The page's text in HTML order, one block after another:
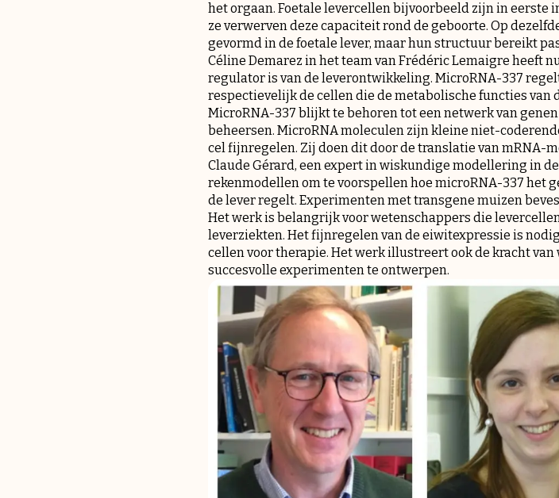
het orgaan. Foetale levercellen bijvoorbeeld zijn in eerste
ze verwerven deze capaciteit rond de geboorte. Op
gevormd in de foetale lever, maar hun structuur bereikt
Céline Demarez in het team van Frédéric Lemaigre heeft
regulator is van de leverontwikkeling. MicroRNA-337
respectievelijk de cellen die de metabolische functies van
MicroRNA-337 blijkt te behoren tot een netwerk van
beheersen. MicroRNA moleculen zijn kleine niet-
cel fijnregelen. Zij doen dit door de translatie van mRNA-
Claude Gérard, een expert in wiskundige modellering in
rekenmodellen om te voorspellen hoe microRNA-337 het
de lever regelt. Experimenten met transgene muizen
Het werk is belangrijk voor wetenschappers die
leverziekten. Het fijnregelen van de eiwitexpressie is
cellen voor therapie. Het werk illustreert ook de kracht
succesvolle experimenten te ontwerpen.